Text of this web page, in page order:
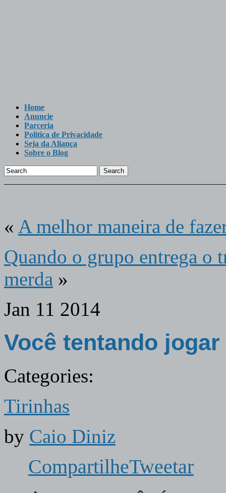
Home
Anuncie
Parceria
Politica de Privacidade
Seja da Aliança
Sobre o Blog
Search
« A melhor maneira de
Quando o grupo entrega o
merda »
Jan 11 2014
Você tentando
Categories:
Tirinhas
by Caio Diniz
CompartilheTweetar